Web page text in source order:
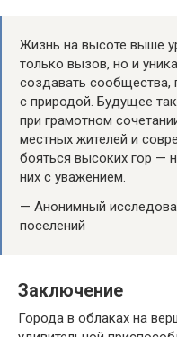
Жизнь на высоте выше
только вызов, но и
создавать
с природой. Будущее
при грамотном
местных жителей и
бояться высоких гор —
них с уважением.
— Анонимный
поселений
Заключение
Города в облаках на